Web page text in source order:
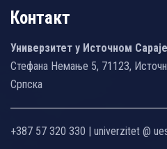
Контакт
Универзитет у Источном
Стефана Немање 5, 71123,
Српска
+387 57 320 330 | univerzitet @